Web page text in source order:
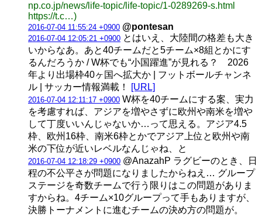
np.co.jp/news/life-topic/life-topic/1-0289269-s.html
https://t.c…)
2016-07-04 11:55:24 +0900 @pontesan
2016-07-04 12:05:21 +0900 とはいえ、大陸間の格差も大き
いからなあ。あと40チームだと5チーム×8組とかにす
るんだろうか / W杯でも“小国躍進”が見れる？ 2026
年より出場枠40ヶ国へ拡大か | フットボールチャンネ
ル | サッカー情報満載！
[URL]
2016-07-04 12:11:17 +0900 W杯を40チームにする案、実力
を考慮すれば、アジアを増やさずに欧州や南米を増や
して丁度いいんじゃないか…って思える。アジア4.5
枠、欧州16枠、南米6枠とかでアジア上位と欧州や南
米の下位が近いレベルなんじゃね、と
2016-07-04 12:18:29 +0900 @AnazahP ラグビーのとき、日
程の不公平さが問題になりましたからねえ… グループ
ステージを奇数チームで行う限りはこの問題がありま
すからね。4チーム×10グループって手もありますが、
決勝トーナメントに進むチームの決め方の問題が。